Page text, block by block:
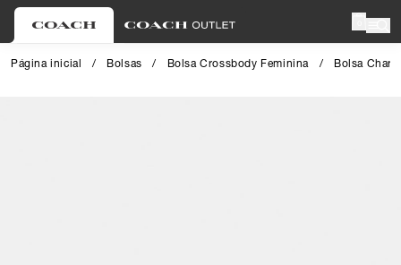
Página inicial / Bolsas / Bolsa Crossbody Feminina / Bolsa